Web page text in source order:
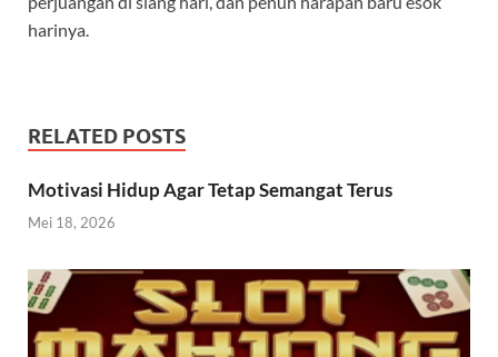
harinya.
RELATED POSTS
Motivasi Hidup Agar Tetap Semangat Terus
Mei 18, 2026